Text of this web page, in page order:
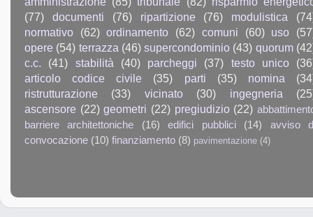
(77)
documenti (76) ripartizione (76) modulistica
normativo
(62) ordinamento (62) comuni (60) uso
opere (54) terrazza (46) supercondominio (43) quorum
c.c.
(41) stabilità (40) parcheggi (37) testo unico
articolo codice civile
(35) parti (35) nomina
ristrutturazione
(33) vicinato (30) ingegneria
ascensore (22) geometri (22) pregiudizio (22)
barriere architettoniche
(16) edifici pubblici (14)
avviso
convocazione (10) finanziamento (8) pavimentazione (4)